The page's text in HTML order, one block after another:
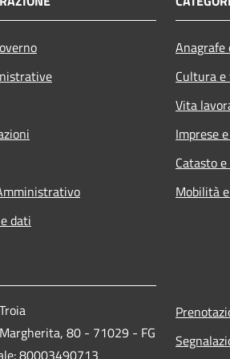
dati
Cultura
Vita
Imprese
Catasto
Mobilità
80 - 71029 - FG
80003490713